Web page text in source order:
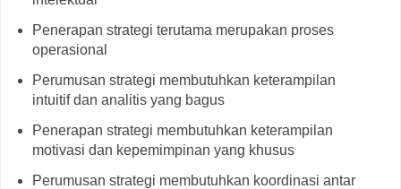
Penerapan strategi terutama merupakan proses
operasional
Perumusan strategi membutuhkan keterampilan
intuitif dan analitis yang bagus
Penerapan strategi membutuhkan keterampilan
motivasi dan kepemimpinan yang khusus
Perumusan strategi membutuhkan koordinasi antar